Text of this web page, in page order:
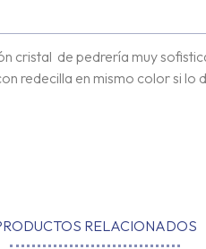
cristal de pedrería muy
redecilla en mismo color si lo
RELACIONADOS